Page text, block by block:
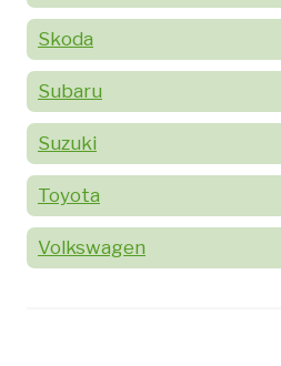
Skoda
Subaru
Suzuki
Toyota
Volkswagen